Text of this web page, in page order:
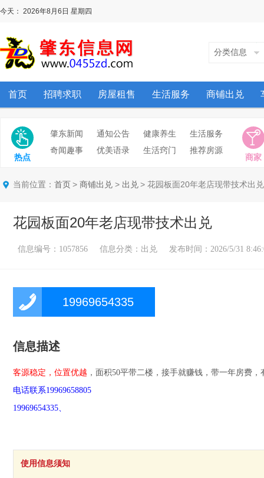
今天： 2026年8月6日 星期四
分类信息
首页 招聘求职 房屋租售 生活服务 商铺出兑
肇东新闻 通知公告 健康养生
生活服务
奇闻趣事
优美语录 生活窍门 推荐房源
热点 商家
当前位置： 首页 > 商铺出兑 > 出兑 > 花园板面20年老店现带技术出兑
花园板面20年老店现带技术出兑
信息编号：1057856 信息分类：出兑 发布时间：2026/5/31
19969654335
信息描述
客源稳定，位置优越 ，面积50平带二楼，接手就赚钱，带一年房费，
电话联系19969658805
19969654335、
使用信息须知